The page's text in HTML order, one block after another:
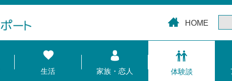
HOME
生活 家族・恋人 体験談